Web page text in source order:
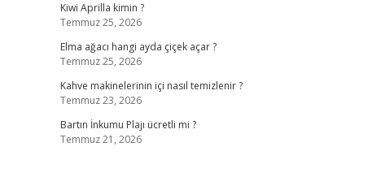
Kiwi Aprilla kimin ?
Temmuz 25, 2026
Elma ağacı hangi ayda çiçek açar ?
Temmuz 25, 2026
Kahve makinelerinin içi nasıl temizlenir ?
Temmuz 23, 2026
Bartın İnkumu Plajı ücretli mi ?
Temmuz 21, 2026